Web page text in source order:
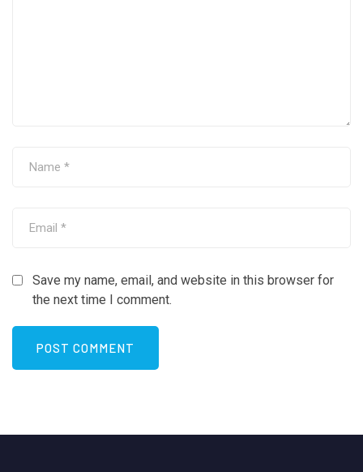
Save my name, email, and website in this browser for
the next time I comment.